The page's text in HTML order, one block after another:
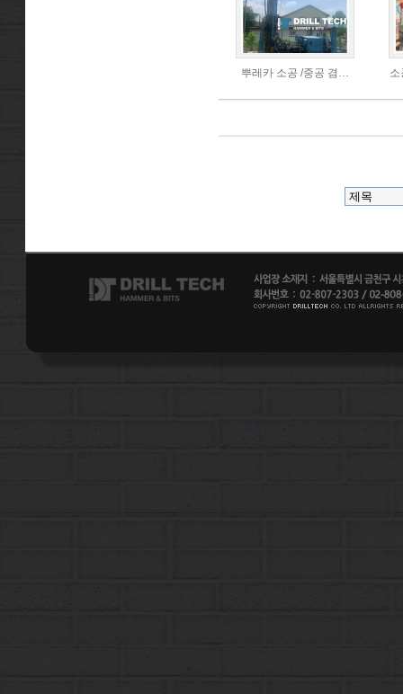
뿌레카 소공 /중공 겸…